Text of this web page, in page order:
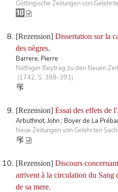
Göttingische Zeitungen von
[Rezension] Dissertation sur la
des nègres.
Barrere, Pierre
Nöthiger Beytrag zu den Neuen
(1742, S. 388-391)
[Rezension] Essai des effets de
Arbuthnot, John ; Boyer de La
Neue Zeitungen von Gelehrten
[Rezension] Discours
arrivent à la circulation du Sang
de sa mere.